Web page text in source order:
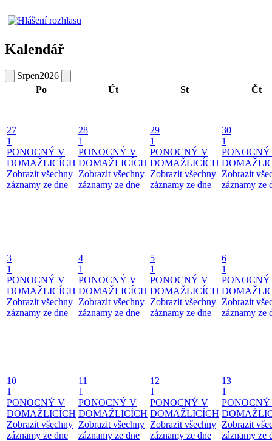
Kalendář
Srpen2026
Po
Út St Čt
27
1
PONOCNÝ V
DOMAŽLICÍCH
Zobrazit všechny
záznamy ze dne
28
1
PONOCNÝ V
DOMAŽLICÍCH
Zobrazit všechny
záznamy ze dne
29
1
PONOCNÝ V
DOMAŽLICÍCH
Zobrazit všechny
záznamy ze dne
30
1
Zobrazit
záznamy ze
3
1
PONOCNÝ V
DOMAŽLICÍCH
Zobrazit všechny
záznamy ze dne
4
1
PONOCNÝ V
DOMAŽLICÍCH
Zobrazit všechny
záznamy ze dne
5
1
PONOCNÝ V
DOMAŽLICÍCH
Zobrazit všechny
záznamy ze dne
6
1
Zobrazit
záznamy ze
10
1
PONOCNÝ V
DOMAŽLICÍCH
Zobrazit všechny
záznamy ze dne
11
1
PONOCNÝ V
DOMAŽLICÍCH
Zobrazit všechny
záznamy ze dne
12
1
PONOCNÝ V
DOMAŽLICÍCH
Zobrazit všechny
záznamy ze dne
13
1
Zobrazit
záznamy ze